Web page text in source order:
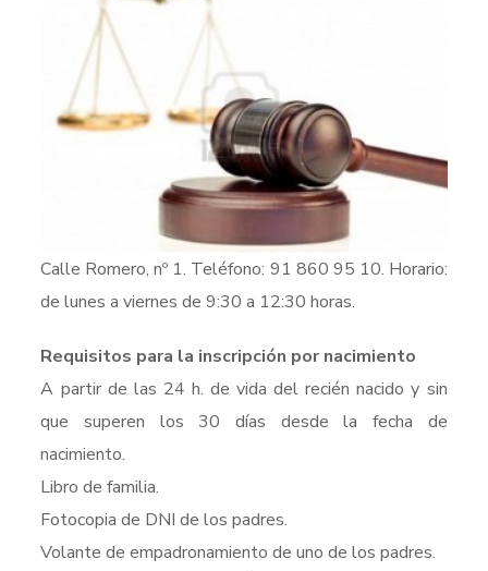
Calle Romero, nº 1. Teléfono: 91 860 95 10. Horario:
de lunes a viernes de 9:30 a 12:30 horas.
Requisitos para la inscripción por nacimiento
A partir de las 24 h. de vida del recién nacido y sin
que superen los 30 días desde la fecha de
nacimiento.
Libro de familia.
Fotocopia de DNI de los padres.
Volante de empadronamiento de uno de los padres.